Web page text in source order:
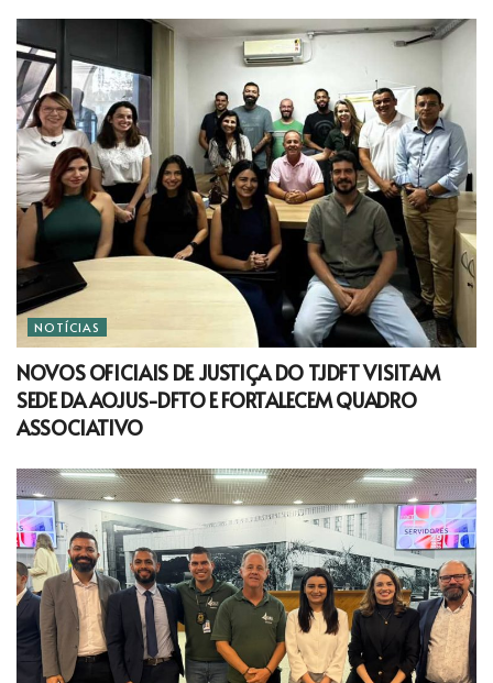
NOTÍCIAS
NOVOS OFICIAIS DE JUSTIÇA DO TJDFT VISITAM
SEDE DA AOJUS-DFTO E FORTALECEM QUADRO
ASSOCIATIVO